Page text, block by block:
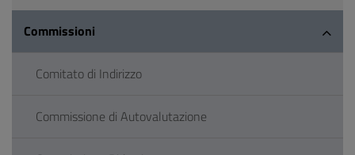
Commissioni
Comitato di Indirizzo
Commissione di Autovalutazione